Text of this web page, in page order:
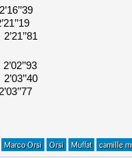
Marco Orsi Orsi Muffat camille